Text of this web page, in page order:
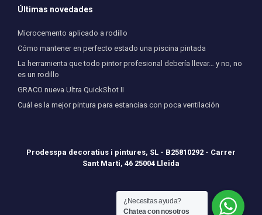
Últimas novedades
Microcemento aplicado a rodillo
Cómo mantener en perfecto estado una piscina pintada
La herramienta que todo pintor profesional debería llevar… y no, no
es un rodillo
GRACO nueva Ultra QuickShot II
Cuál es la mejor pintura para estancias con poca ventilación
Prodesspa decoratius i pintures, SL - B25810292 - Carrer
Sant Marti, 46 25004 Lleida
¿Necesitas ayuda?
Chatea con nosotros